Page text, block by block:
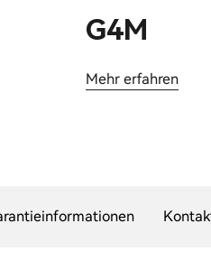
G4M
Mehr erfahren